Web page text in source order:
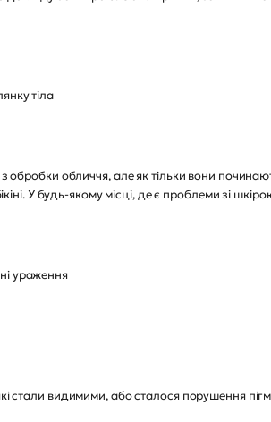
тіла
з обробки обличчя, але як тільки вони
У будь-якому місці, де є проблеми зі
ураження
стали видимими, або сталося порушення